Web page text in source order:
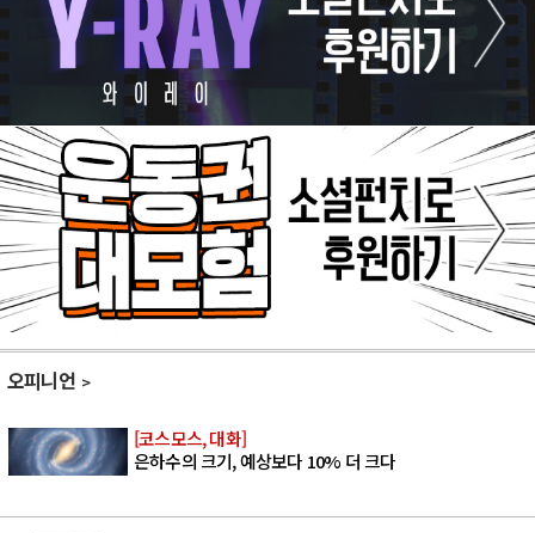
오피니언
[코스모스, 대화]
은하수의 크기, 예상보다 10% 더 크다